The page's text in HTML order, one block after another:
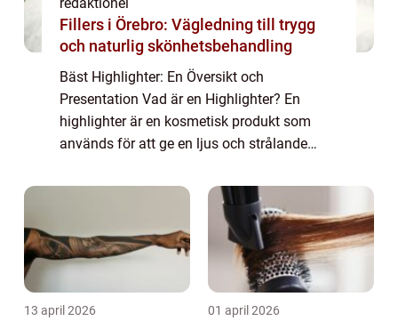
Fillers i Örebro: Vägledning till trygg
och naturlig skönhetsbehandling
Bäst Highlighter: En Översikt och
Presentation Vad är en Highlighter? En
highlighter är en kosmetisk produkt som
används för att ge en ljus och strålande
på områden i ansiktet där man vill skapa
13 april 2026 01 april 2026